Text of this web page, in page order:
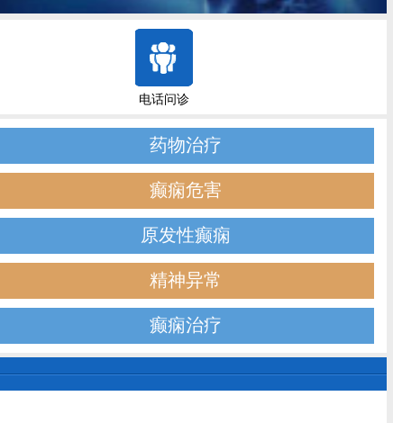
电话问诊
药物治疗
癫痫危害
原发性癫痫
精神异常
癫痫治疗